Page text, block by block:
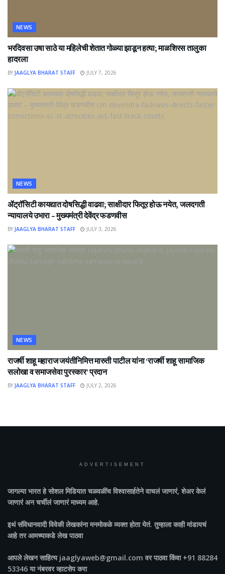
NEWS
भरदिवसा उषा साठे या महिलेची शेतात गोळ्या झाडून हत्या; माळशिरस तालुका
हादरला
BY JAAGLYA BHARAT STAFF JULY 7, 2026
NEWS
ॲट्रॉसिटी कायद्यात दोषसिद्धी वाढवा; साक्षीदार फितूर होऊ नयेत, जलदगती
न्यायालये उभारा – मुख्यमंत्री देवेंद्र फडणवीस
BY JAAGLYA BHARAT STAFF JULY 3, 2026
NEWS
राजर्षी शाहू महाराज जयंतीनिमित्त मारुती पाटील यांना ‘राजर्षी शाहू सामाजिक
सलोखा व समाजसेवा पुरस्कार’ प्रदान
BY JAAGLYA BHARAT STAFF JULY 2, 2026
ADVERTISEMENT
जागल्या भारतहे सोशल मिडियात चळवळींच विश्वासार्हतेने वाचलं जाणारं, शेअर केलं
जाणारं अन चर्चीलं जाणारं माध्यम आहे.
इथं संविधानवादी विवेकी लेखकांना मनमोकळे व्यक्त होता येतं. तुम्हाला काही मांडायचं
आहे तर आमच्याकडे लेख पाठवा
आपले लेखन साहित्य jaaglyaweb@gmail.com वर पाठवा किंवा +91 88284
53346 या नंबरवर व्हाटसेप करा